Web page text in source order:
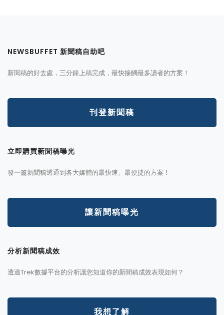
NEWSBUFFET 新聞稿自助吧
新聞稿的好去處，三分鐘上稿完成，最快接觸最多讀者的方案！
刊登新聞稿
立即購買新聞稿曝光
發一篇新聞稿透通到各大媒體的最快速、最便捷的方案！
讓新聞稿曝光
分析新聞稿成效
透過Trek數據平台的分析讓您知道你的新聞稿成效表現如何？
我想了解